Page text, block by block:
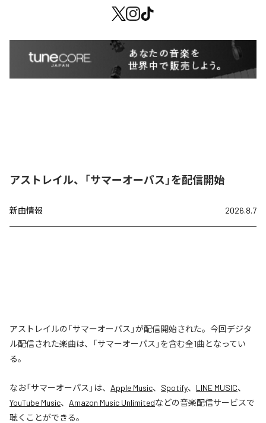
アストレイル、「サマーオーパス」を配信開始
新曲情報 2026.8.7
アストレイルの「サマーオーパス」が配信開始された。今回デジタ
ル配信された楽曲は、「サマーオーパス」を含む全1曲となってい
る。
なお「サマーオーパス 」は、 Apple Music、 Spotify、 LINE MUSIC、
YouTube Music、 Amazon Music Unlimitedなどの音楽配信サービスで
聴くことができる。